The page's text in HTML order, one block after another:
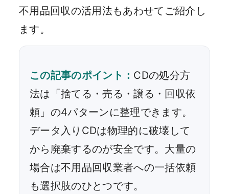
不用品回収の活用法もあわせてご紹介し
ます。
この記事のポイント： CDの処分方
法は「捨てる・売る・譲る・回収依
頼」の4パターンに整理できます。
データ入りCDは物理的に破壊して
から廃棄するのが安全です。大量の
場合は不用品回収業者への一括依頼
も選択肢のひとつです。